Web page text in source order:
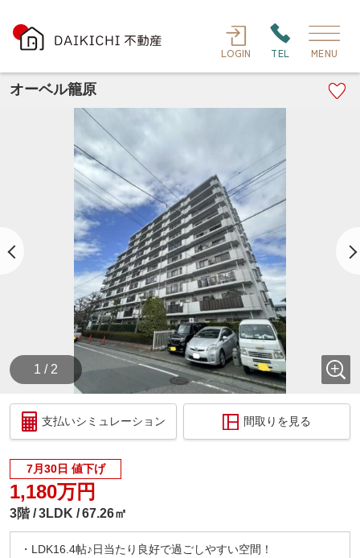
LOGIN TEL MENU
オーベル籠原
1 / 2
支払いシミュレーション 間取りを見る
7月30日 値下げ
1,180万円
3階 3LDK 67.26㎡
・LDK16.4帖♪日当たり良好で過ごしやすい空間！